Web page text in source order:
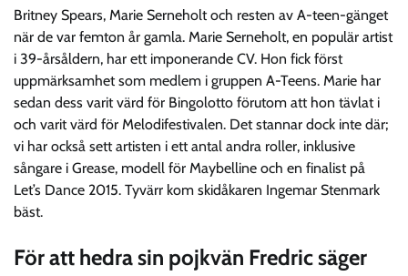
Britney Spears, Marie Serneholt och resten av A-teen-gänget
när de var femton år gamla. Marie Serneholt, en populär artist
i 39-årsåldern, har ett imponerande CV. Hon fick först
uppmärksamhet som medlem i gruppen A-Teens. Marie har
sedan dess varit värd för Bingolotto förutom att hon tävlat i
och varit värd för Melodifestivalen. Det stannar dock inte där;
vi har också sett artisten i ett antal andra roller, inklusive
sångare i Grease, modell för Maybelline och en finalist på
Let’s Dance 2015. Tyvärr kom skidåkaren Ingemar Stenmark
bäst.
För att hedra sin pojkvän Fredric säger